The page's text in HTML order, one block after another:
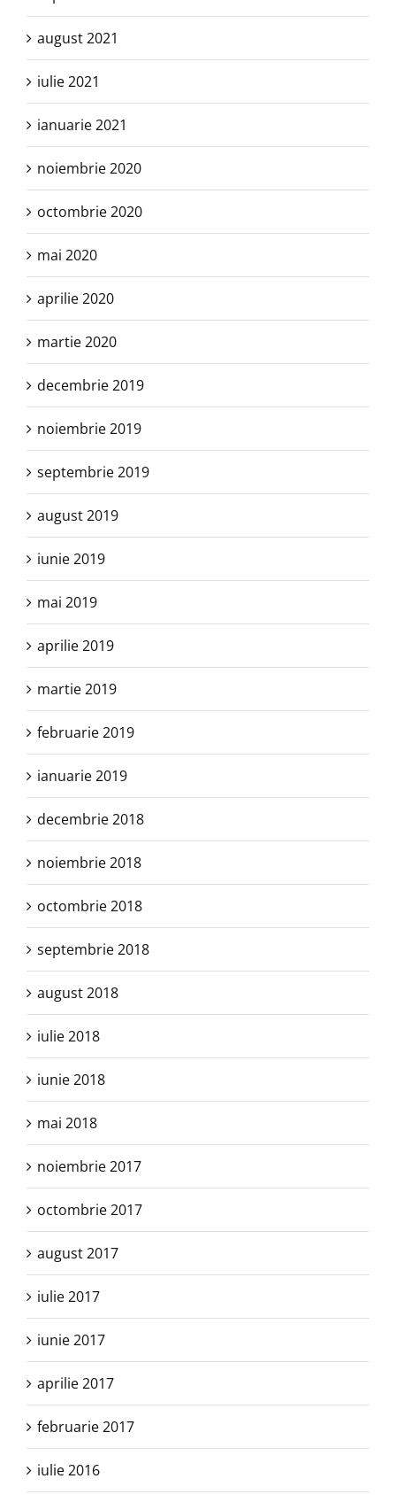
august 2021
iulie 2021
ianuarie 2021
noiembrie 2020
octombrie 2020
mai 2020
aprilie 2020
martie 2020
decembrie 2019
noiembrie 2019
septembrie 2019
august 2019
iunie 2019
mai 2019
aprilie 2019
martie 2019
februarie 2019
ianuarie 2019
decembrie 2018
noiembrie 2018
octombrie 2018
septembrie 2018
august 2018
iulie 2018
iunie 2018
mai 2018
noiembrie 2017
octombrie 2017
august 2017
iulie 2017
iunie 2017
aprilie 2017
februarie 2017
iulie 2016